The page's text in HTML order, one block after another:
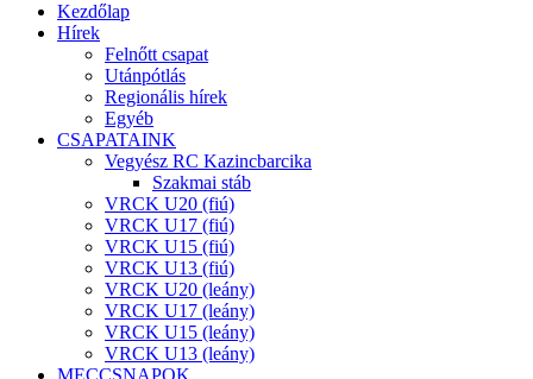
Kezdőlap
Hírek
Felnőtt csapat
Utánpótlás
Regionális hírek
Egyéb
CSAPATAINK
Vegyész RC Kazincbarcika
Szakmai stáb
VRCK U20 (fiú)
VRCK U17 (fiú)
VRCK U15 (fiú)
VRCK U13 (fiú)
VRCK U20 (leány)
VRCK U17 (leány)
VRCK U15 (leány)
VRCK U13 (leány)